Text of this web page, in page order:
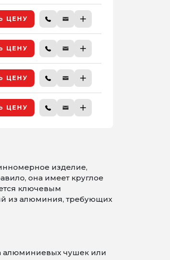
ЦЕНУ
ЦЕНУ
ЦЕНУ
ЦЕНУ
изделие,
она имеет круглое
ключевым
из алюминия, требующих
алюминиевых чушек или